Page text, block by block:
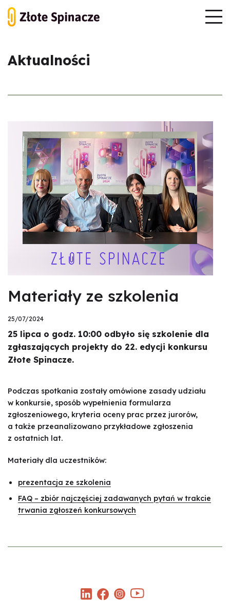
Aktualności
Materiały ze szkolenia
25/07/2024
25 lipca o godz. 10:00 odbyło się szkolenie dla
zgłaszających projekty do 22. edycji konkursu
Złote Spinacze.
Podczas spotkania zostały omówione zasady udziału
w konkursie, sposób wypełnienia formularza
zgłoszeniowego, kryteria oceny prac przez jurorów,
a także przeanalizowano przykładowe zgłoszenia
z ostatnich lat.
Materiały dla uczestników:
prezentacja ze szkolenia
FAQ – zbiór najczęściej zadawanych pytań w trakcie
trwania zgłoszeń konkursowych